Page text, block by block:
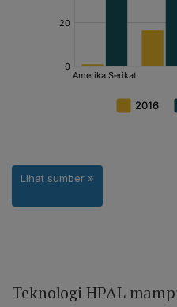
Teknologi HPAL